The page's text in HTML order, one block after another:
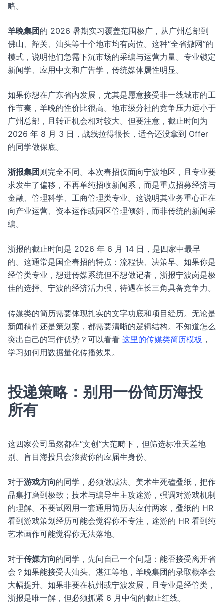
略。
羊晚集团 的 2026 暑期实习覆盖范围极广，从广州总部到
佛山、韶关、汕头等十个地市均有岗位。这种“全省撒网”的
模式，说明他们急需下沉市场的采编与运营力量。专业锁定
新闻学、应用中文和广告学，传统媒体属性明显。
如果你想在广东省内发展，尤其是愿意接受非一线城市的工
作节奏，羊晚的性价比很高。地市级分社的竞争压力远小于
广州总部，且转正机会相对较大。但要注意，截止时间为
2026 年 8 月 3 日，战线拉得很长，适合还没拿到 Offer
的同学做保底。
浙报集团 则完全不同。本次春招仅面向宁波地区，且专业要
求发生了偏移，不再单纯招收新闻系，而是重点招募经济与
金融、管理科学、工商管理类专业。这说明其业务重心正在
向产业运营、资本运作或园区管理倾斜，而非传统的新闻采
编。
浙报的截止时间是 2026 年 6 月 14 日，是四家中最早
的。这通常是国企春招的特点：流程快、决策早。如果你是
经管类专业，想进传媒系统但不想做记者，浙报宁波岗是极
佳的选择。宁波的经济活力强，待遇在长三角具备竞争力。
传媒类的简历需要体现扎实的文字功底和项目经历。无论是
新闻稿件还是策划案，都需要清晰的逻辑结构。不知道怎么
突出自己的写作优势？可以看看 这里的传媒类简历模板 ，
学习如何用数据量化传播效果。
投递策略：别用一份简历海投
所有
这四家公司虽然都在“文创”大范畴下，但筛选标准天差地
别。盲目海投只会浪费你的应届生身份。
对于游戏方向的同学，必须做减法。美术生死磕叠纸，把作
品集打磨到极致；技术与编导生主攻途游，强调对游戏机制
的理解。不要试图用一套通用简历去应付两家，叠纸的 HR
看到游戏策划经历可能会觉得你不专注，途游的 HR 看到纯
艺术画作可能觉得你无法落地。
对于传媒方向的同学，先问自己一个问题：能否接受离开省
会？如果能接受去汕头、湛江等地，羊晚集团的录取概率会
大幅提升。如果非要在杭州或宁波发展，且专业是经管类，
浙报是唯一解，但必须抓紧 6 月中旬的截止红线。